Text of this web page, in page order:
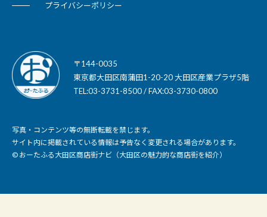
プライバシーポリシー
〒144-0035
東京都大田区南蒲田1-20-20 大田区産業プラザ5階
TEL:03-3731-8500 / FAX:03-3730-0800
写真・コンテンツ等の無断転載を禁じます。
サイト内に掲載されている情報は予告なく変更される場合があります。
© おーたふる大田区商店街ナビ（大田区の魅力的な商店街を紹介）